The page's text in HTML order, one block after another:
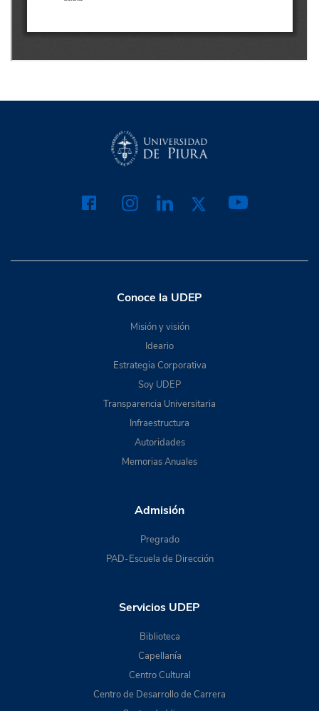
Conoce la UDEP
Misión y visión
Ideario
Estrategia Corporativa
Soy UDEP
Transparencia Universitaria
Infraestructura
Autoridades
Memorias Anuales
Admisión
Pregrado
PAD-Escuela de Dirección
Servicios UDEP
Biblioteca
Capellanía
Centro Cultural
Centro de Desarrollo de Carrera